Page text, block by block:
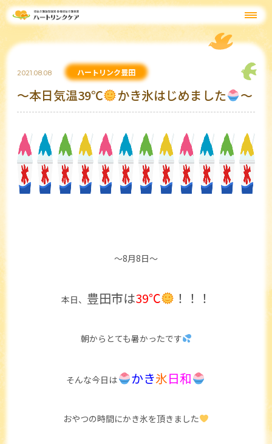
2021.08.08 ハートリンク豊田
～本日気温39℃ かき氷はじめました ～
～8月8日～
本日、 豊田市は39℃ ！！！
朝からとても暑かったです
そんな今日は かき氷日和
おやつの時間にかき氷を頂きました